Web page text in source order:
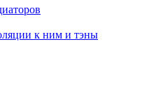
к ним и тэны